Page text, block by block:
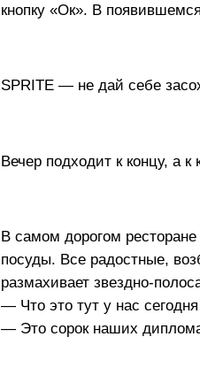
кнопку «Ок». В
SPRITE — не дай себе
Вечер подходит к концу, а к
В самом дорогом
посуды. Все радостные,
размахивает звездно-
— Что это тут у нас сегодня
— Это сорок наших